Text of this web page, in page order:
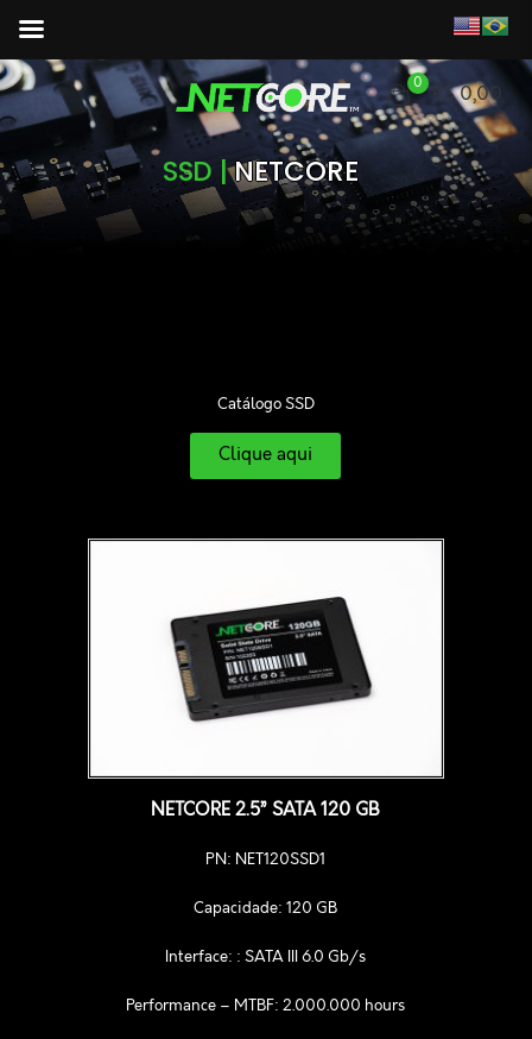
0
R$ 0,00
SSD |NETCORE
Catálogo SSD
Clique aqui
NETCORE 2.5” SATA 120 GB
PN: NET120SSD1
Capacidade: 120 GB
Interface: : SATA III 6.0 Gb/s
Performance – MTBF: 2.000.000 hours